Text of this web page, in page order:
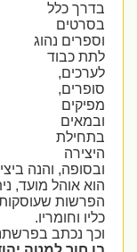
בדרך כלל
בסרטים
וספרים נהוג
לתת כבוד
לערכים,
סופרים,
מפיקים
ובמאים
בתחילת
היצירה
ובסופה, והנה
הוא אוהל מועד,
הפרשות שעוסקות
כליו וחומריו.
וכך נכתב